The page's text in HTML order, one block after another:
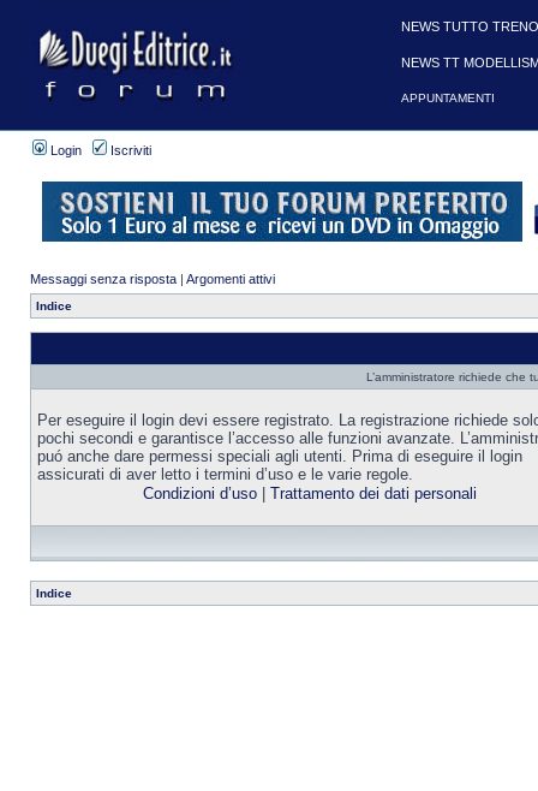
Login Iscriviti
Messaggi senza risposta | Argomenti attivi
Indice
L’amministratore richiede che
Per eseguire il login devi essere registrato. La registrazione richiede
pochi secondi e garantisce l’accesso alle funzioni avanzate.
puó anche dare permessi speciali agli utenti. Prima di eseguire il login
assicurati di aver letto i termini d’uso e le varie regole.
Condizioni d’uso| Trattamento dei dati personali
Indice
NEWS TUTTO
NEWS TT
APPUNTAMENTI